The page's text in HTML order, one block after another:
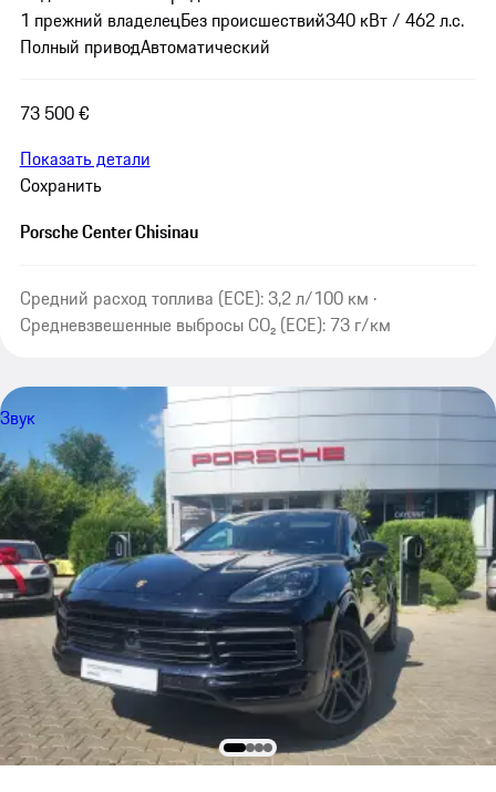
1 прежний владелецБез происшествий340 кВт / 462 л.с.
Полный приводАвтоматический
73 500 €
Показать детали
Сохранить
Porsche Center Chisinau
Средний расход топлива (ECE): 3,2 л/100 км ·
Средневзвешенные выбросы CO₂ (ECE): 73 г/км
Звук